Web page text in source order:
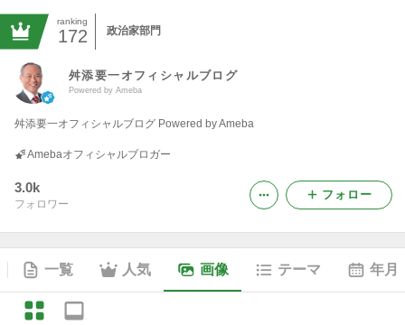
ranking
172 政治家部門
舛添要一オフィシャルブログ
Powered by Ameba
舛添要一オフィシャルブログ Powered by Ameba
Amebaオフィシャルブロガー
3.0k
フォロワー
フォロー
一覧 人気 画像 テーマ 年月